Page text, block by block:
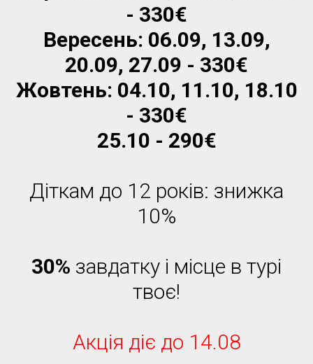
- 330€
Вересень: 06.09, 13.09,
20.09, 27.09 - 330€
Жовтень: 04.10, 11.10, 18.10
- 330€
25.10 - 290€
Діткам до 12 років: знижка
10%
30% завдатку і місце в турі
твоє!
Акція діє до 14.08